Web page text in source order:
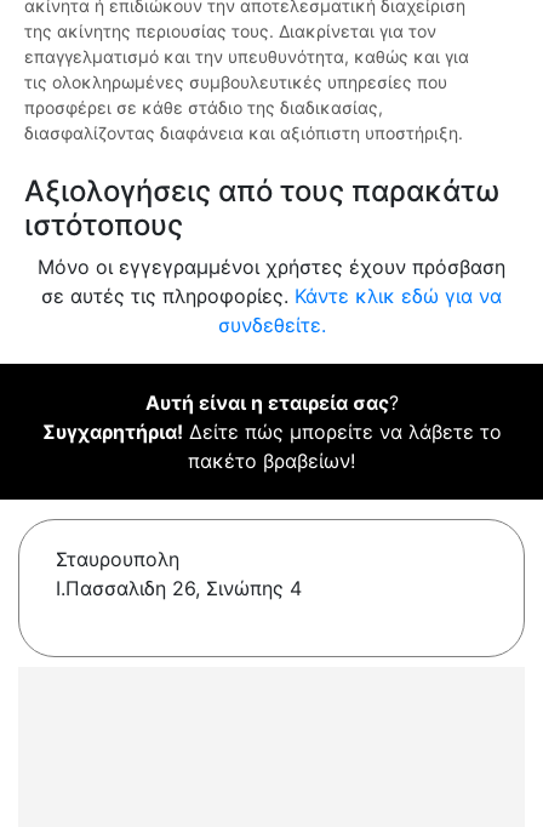
ακίνητα ή επιδιώκουν την αποτελεσματική διαχείριση
της ακίνητης περιουσίας τους. Διακρίνεται για τον
επαγγελματισμό και την υπευθυνότητα, καθώς και για
τις ολοκληρωμένες συμβουλευτικές υπηρεσίες που
προσφέρει σε κάθε στάδιο της διαδικασίας,
διασφαλίζοντας διαφάνεια και αξιόπιστη υποστήριξη.
Αξιολογήσεις από τους παρακάτω
ιστότοπους
Μόνο οι εγγεγραμμένοι χρήστες έχουν πρόσβαση
σε αυτές τις πληροφορίες. Κάντε κλικ εδώ για να
συνδεθείτε.
Αυτή είναι η εταιρεία σας?
Συγχαρητήρια! Δείτε πώς μπορείτε να λάβετε το
πακέτο βραβείων!
Σταυρουπολη
Ι.Πασσαλιδη 26, Σινώπης 4